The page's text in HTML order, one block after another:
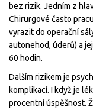
bez rizik. Jedním z
Chirurgové často
vyrazit do operační
autonehod, úderů) a
60 hodin.
Dalším rizikem je
komplikací. I když je
procentní úspěšnost.